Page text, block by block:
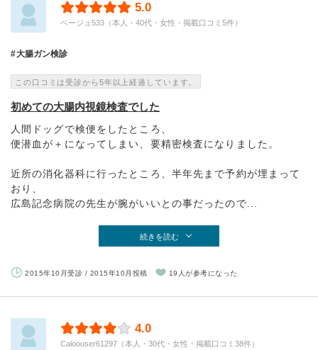
5.0
ベージュ533（本人・40代・女性・掲載口コミ5件）
大腸ガン検診
この口コミは受診から5年以上経過しています。
初めての大腸内視鏡検査でした
人間ドッグで検便をしたところ、
便潜血が＋になってしまい、要精密検査になりました。
近所の消化器科に行ったところ、半年先まで予約が埋まって
おり、
広島記念病院の先生が腕がいいとの事だったので...
続きを読む
2015年10月受診 / 2015年10月投稿 19人が参考になった
4.0
Caloouser61297（本人・30代・女性・掲載口コミ38件）